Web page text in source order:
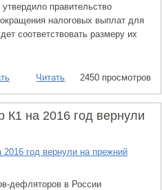
правительство
налоговых выплат для
соответствовать размеру их
Читать 2450 просмотров
на 2016 год вернули
дефляторов в России